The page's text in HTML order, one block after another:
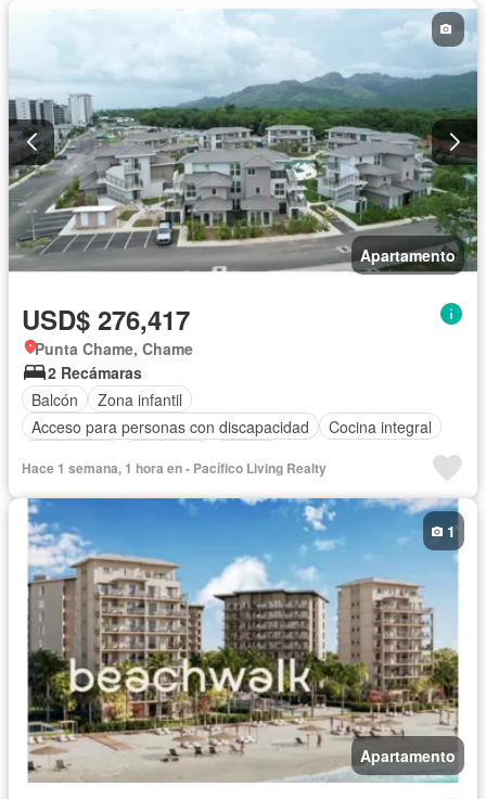
Apartamento
USD$ 276,417
Punta Chame, Chame
2 Recámaras
Balcón
Zona infantil
Acceso para personas con discapacidad
Cocina integral
Hace 1 semana, 1 hora en - Pacífico Living Realty
Apartamento
1